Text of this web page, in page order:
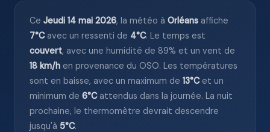
Ce Jeudi 14 mai 2026, la météo à Orléans affiche
7°Cavec un ressenti de 4°C. Le temps est
couvert, avec une humidité de 89% et un vent de
18 km/h en provenance du OSO. Les températures
sont en baisse, avec un maximum de 13°Cet un
minimum de 6°Cattendus dans la journée. La nuit
prochaine, le thermomètre devrait descendre
jusqu'à 5°C.